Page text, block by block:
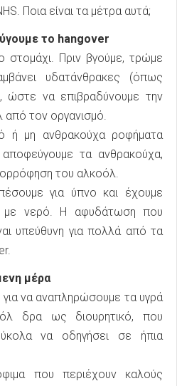
Ποια είναι τα μέτρα αυτά;
το hangover
στομάχι. Πριν βγούμε, τρώμε
υδατάνθρακες (όπως
ώστε να επιβραδύνουμε την
τον οργανισμό.
ή μη ανθρακούχα ροφήματα
τα ανθρακούχα,
του αλκοόλ.
για ύπνο και έχουμε
με νερό. Η αφυδάτωση που
υπεύθυνη για πολλά από τα
μέρα
να αναπληρώσουμε τα υγρά
δρα ως διουρητικό, που
να οδηγήσει σε ήπια
που περιέχουν καλούς